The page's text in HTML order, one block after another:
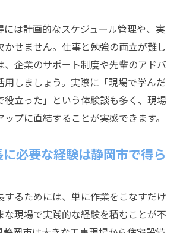
には計画的なスケジュール管理や、実
かせません。仕事と勉強の両立が難し
、企業のサポート制度や先輩のアドバ
用しましょう。実際に「現場で学んだ
役立った」という体験談も多く、現場
プに直結することが実感できます。
必要な経験は静岡市で得ら
するためには、単に作業をこなすだけ
な現場で実践的な経験を積むことが不